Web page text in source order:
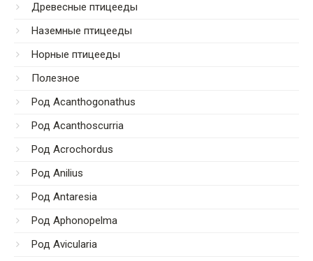
Древесные птицееды
Наземные птицееды
Норные птицееды
Полезное
Род Acanthogonathus
Род Acanthoscurria
Род Acrochordus
Род Anilius
Род Antaresia
Род Aphonopelma
Род Avicularia